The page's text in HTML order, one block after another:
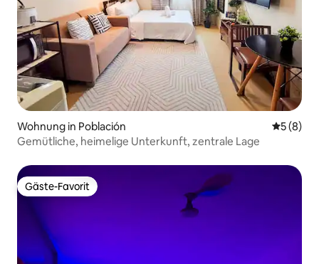
Wohnung in Población
5 (8)
Gemütliche, heimelige Unterkunft, zentrale Lage
Gäste-Favorit
Gäste-Favorit